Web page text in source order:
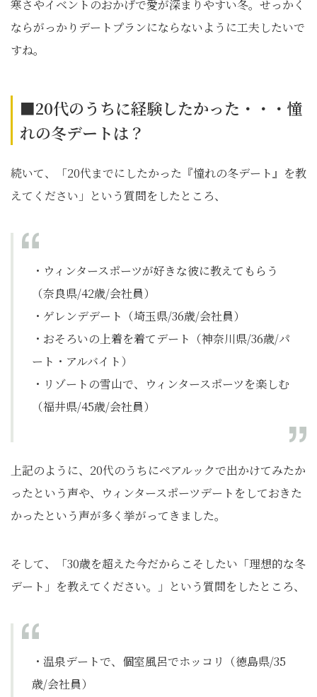
寒さやイベントのおかげで愛が深まりやすい冬。せっかく
ならがっかりデートプランにならないように工夫したいで
すね。
■20代のうちに経験したかった・・・憧
れの冬デートは？
続いて、「20代までにしたかった『憧れの冬デート』を教
えてください」という質問をしたところ、
・ウィンタースポーツが好きな彼に教えてもらう
（奈良県/42歳/会社員）
・ゲレンデデート（埼玉県/36歳/会社員）
・おそろいの上着を着てデート（神奈川県/36歳/パ
ート・アルバイト）
・リゾートの雪山で、ウィンタースポーツを楽しむ
（福井県/45歳/会社員）
上記のように、20代のうちにペアルックで出かけてみたか
ったという声や、ウィンタースポーツデートをしておきた
かったという声が多く挙がってきました。
そして、「30歳を超えた今だからこそしたい「理想的な冬
デート」を教えてください。」という質問をしたところ、
・温泉デートで、個室風呂でホッコリ（徳島県/35
歳/会社員）